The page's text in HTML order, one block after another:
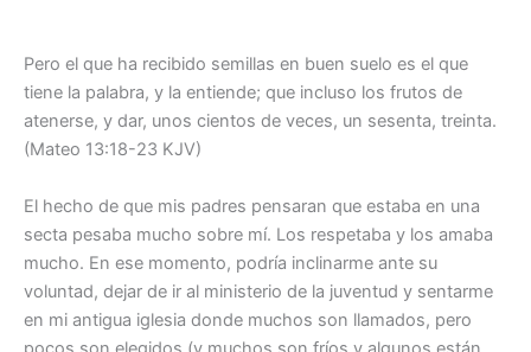
Pero el que ha recibido semillas en buen suelo es el que
tiene la palabra, y la entiende; que incluso los frutos de
atenerse, y dar, unos cientos de veces, un sesenta, treinta.
(Mateo 13:18-23 KJV)
El hecho de que mis padres pensaran que estaba en una
secta pesaba mucho sobre mí. Los respetaba y los amaba
mucho. En ese momento, podría inclinarme ante su
voluntad, dejar de ir al ministerio de la juventud y sentarme
en mi antigua iglesia donde muchos son llamados, pero